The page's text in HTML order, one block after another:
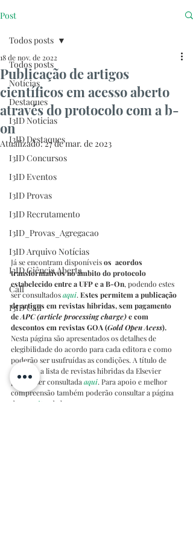
Post
Todos posts
Notícias
Destaques
I3ID Noticias
I3ID Destaques
I3ID Concursos
I3ID Eventos
I3ID Provas
I3ID Recrutamento
I3ID_Provas_Agregacao
I3ID Arquivo Notícias
I3ID Ciência Aberta
Call
I3ID Call
Todos posts
Publicação de artigos
científicos em acesso aberto
através do protocolo com a b-
on
18 de nov. de 2022
Atualizado:27 de mar. de 2023
Já se encontram disponíveis os  acordos
transformativos no âmbito do protocolo
estabelecido entre a UFP e a B-On, podendo estes
ser consultados aqui. Estes permitem a publicação
de artigos em revistas hibridas, sem pagamento
de APC (article processing charge) e com
descontos em revistas GOA (Gold Open Acess).
Nesta página são apresentados os detalhes de
elegibilidade do acordo para cada editora e como
poderão ser usufruídas as condições. A título de
exemplo a lista de revistas hibridas da Elsevier
poderá ser consultada aqui. Para apoio e melhor
compreensão também poderão consultar a página
de
conceitos da b-on.